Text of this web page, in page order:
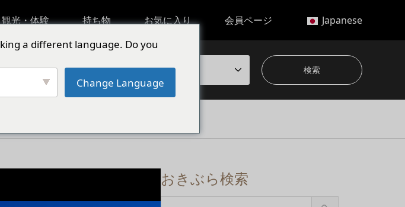
観光・体験 持ち物 お気に入り 会員ページ Japanese
ぶ 特集から選ぶ
おきぶら検索
a different language. Do you
Change Language